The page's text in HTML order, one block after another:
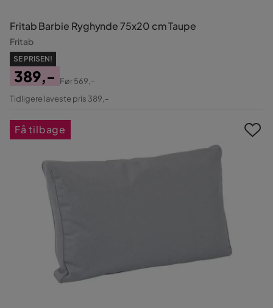
Fritab Barbie Ryghynde 75x20 cm Taupe
Fritab
SE PRISEN!
Pris
389,-
Original
Før569,-
Tidligere laveste pris 389,-
Få tilbage